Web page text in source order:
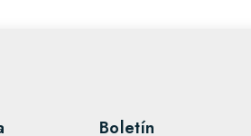
Boletín